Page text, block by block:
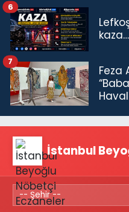
6
Feza
7
İstanbul